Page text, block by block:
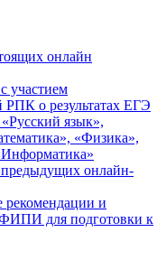
онлайн
участием
РПК о результатах ЕГЭ
язык»,
«Физика»,
онлайн-
рекомендации и
для подготовки к